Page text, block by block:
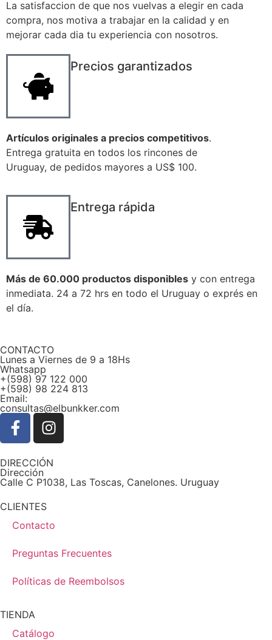
La satisfaccion de que nos vuelvas a elegir en cada
compra, nos motiva a trabajar en la calidad y en
mejorar cada dia tu experiencia con nosotros.
Precios garantizados
Artículos originales a precios competitivos.
Entrega gratuita en todos los rincones de
Uruguay, de pedidos mayores a US$ 100.
Entrega rápida
Más de 60.000 productos disponibles y con entrega
inmediata. 24 a 72 hrs en todo el Uruguay o exprés en
el día.
CONTACTO
Lunes a Viernes de 9 a 18Hs
Whatsapp
+(598) 97 122 000
+(598) 98 224 813
Email:
consultas@elbunkker.com
DIRECCIÓN
Dirección
Calle C P1038, Las Toscas, Canelones. Uruguay
CLIENTES
Contacto
Preguntas Frecuentes
Políticas de Reembolsos
TIENDA
Catálogo